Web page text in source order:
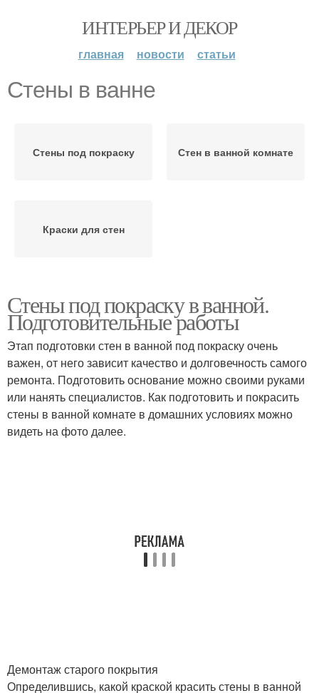
ИНТЕРЬЕР И ДЕКОР
главная новости статьи
Стены в ванне
Стены под покраску Стен в ванной комнате
Краски для стен
Стены под покраску в ванной.
Подготовительные работы
Этап подготовки стен в ванной под покраску очень
важен, от него зависит качество и долговечность самого
ремонта. Подготовить основание можно своими руками
или нанять специалистов. Как подготовить и покрасить
стены в ванной комнате в домашних условиях можно
видеть на фото далее.
Демонтаж старого покрытия
Определившись, какой краской красить стены в ванной